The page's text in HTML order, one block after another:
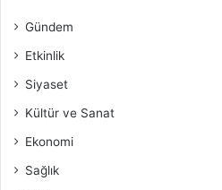
Gündem
Etkinlik
Siyaset
Kültür ve Sanat
Ekonomi
Sağlık